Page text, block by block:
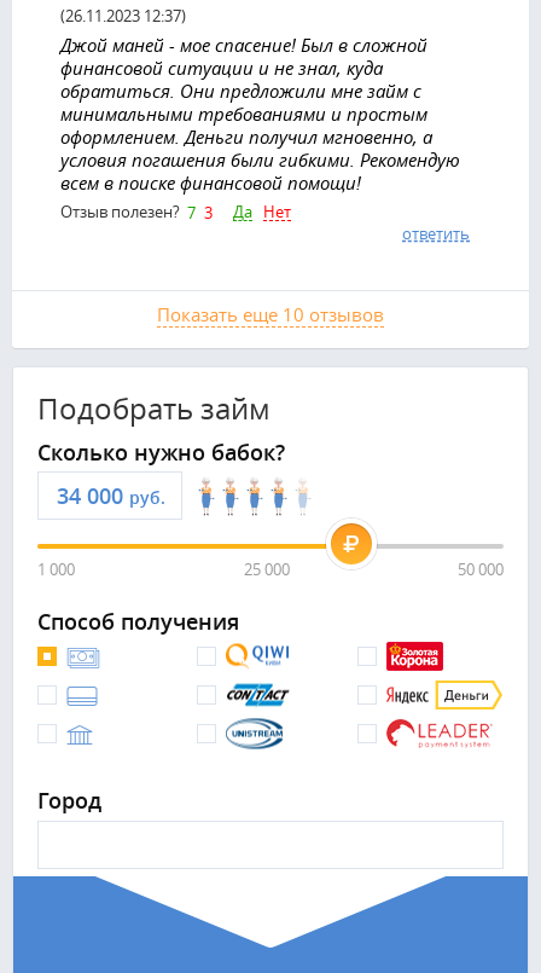
(26.11.2023 12:37)
Джой маней - мое спасение! Был в сложной
финансовой ситуации и не знал, куда
обратиться. Они предложили мне займ с
минимальными требованиями и простым
оформлением. Деньги получил мгновенно, а
условия погашения были гибкими. Рекомендую
всем в поиске финансовой помощи!
Отзыв полезен? 7 3 Да Нет
ответить
Показать еще 10 отзывов
Подобрать займ
Сколько нужно бабок?
руб.
1 000 25 000 50 000
Способ получения
Город